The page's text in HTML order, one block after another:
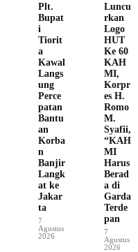
Plt.
Bupat
i
Tiorit
a
Kawal
Langs
ung
Perce
patan
Bantu
an
Korba
n
Banjir
Langk
at ke
Jakar
ta
7
Agustus
2026
Luncu
rkan
Logo
HUT
Ke 60
KAH
MI,
Korpr
es H.
Romo
M.
Syafii,
“KAH
MI
Harus
Berad
a di
Garda
Terde
pan
7
Agustus
2026